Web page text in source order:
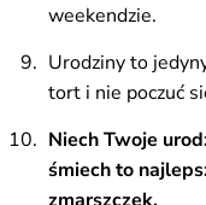
weekendzie.
Urodziny to
tort i nie poczuć
Niech Twoje
śmiech to